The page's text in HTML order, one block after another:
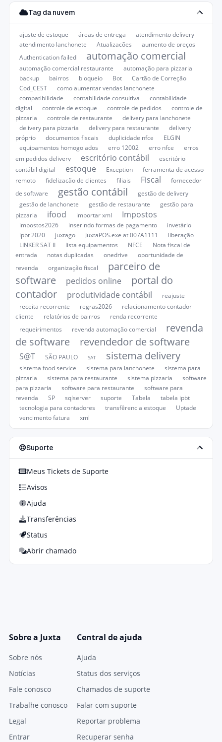
Tag da nuvem
ajuste de estoque áreas de entrega
atendimento delivery
atendimento lanchonete
Atualizações
aumento de preços
Authentication failed
automação comercial
automação comercial restaurante
automação para pizzaria
backup
bairros bloqueio Bot
Cartão de Correção
Cod_CEST
como aumentar vendas lanchonete
compatibilidade
contabilidade consultiva
contabilidade
digital
controle de estoque controle de pedidos
controle de
pizzaria
controle de restaurante
delivery para lanchonete
delivery para pizzaria
delivery para restaurante
delivery
próprio
documentos fiscais duplicidade nfce
ELGIN
equipamentos homogolados
erro 12002 erro nfce
erros
em pedidos delivery
escritório contábil
escritório
contábil digital
estoque Exception
ferramenta de acesso
remoto
fidelização de clientes filiais Fiscal
fornecedor
de software
gestão contábil
gestão de delivery
gestão de lanchonete
gestão de restaurante
gestão para
pizzaria
ifood importar xml Impostos
impostos2026 inserindo formas de pagamento
invetário
ipbt 2020
juxtago JuxtaPOS.exe at 007A1111
liberação
LINKER SAT II
lista equipamentos NFCE
Nota fiscal de
entrada
notas duplicadas onedrive
oportunidade de
revenda
organização fiscal
parceiro de
software
pedidos online
portal do
contador
produtividade contábil
reajuste
receita recorrente
regras2026
relacionamento contador
cliente
relatórios de bairros
renda recorrente
requeirimentos
revenda automação comercial
revenda
de software
revendedor de software
S@T SÃO PAULO SAT sistema delivery
sistema food service sistema para lanchonete
sistema para
pizzaria
sistema para restaurante sistema pizzaria
software
para pizzaria
software para restaurante
software para
revenda
SP sqlserver suporte Tabela
tabela ipbt
tecnologia para contadores
transfêrencia estoque
Uptade
vencimento fatura
xml
Suporte
Meus Tickets de Suporte
Avisos
Ajuda
Transferências
Status
Abrir chamado
Sobre a Juxta
Sobre nós
Notícias
Fale conosco
Trabalhe conosco
Legal
Entrar
Central de ajuda
Ajuda
Status dos serviços
Chamados de suporte
Falar com suporte
Reportar problema
Recuperar senha